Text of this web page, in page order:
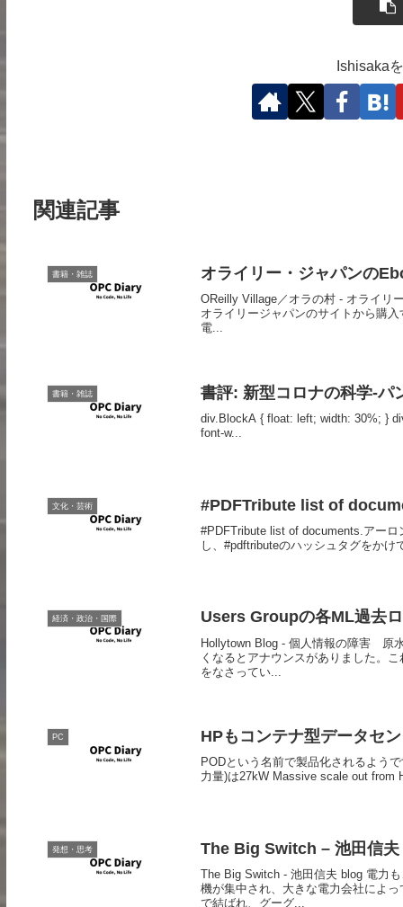
Ishisaka
関連記事
書籍・雑誌 オライリー・ジャパンの
OReilly Village／オラの村 - オライリ
オライリージャパンのサイトから購
電...
書籍・雑誌 書評: 新型コロナの科学-パ
div.BlockA { float: left; width: 30%; }
font-w...
文化・芸術 #PDFTribute list of
#PDFTribute list of documents.アー
し、#pdftributeのハッシュタグをか
経済・政治・国際 Users Groupの各ML過去
Hollytown Blog - 個人情報の障害 原
くなるとアナウンスがありました。
をなさってい...
PC HPもコンテナ型データセ
PODという名前で製品化されるよう
力量)は27kW Massive scale out from
発想・思考 The Big Switch – 池田信
The Big Switch - 池田信夫 blog 電力
機が集中され、大きな電力会社によ
で結ばれ、グーグ...